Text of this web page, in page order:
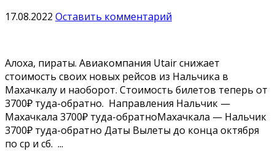
17.08.2022 Оставить комментарий
Алоха, пираты. Авиакомпания Utair снижает
стоимость своих новых рейсов из Нальчика в
Махачкалу и наоборот. Стоимость билетов теперь от
3700₽ туда-обратно. Направления Нальчик —
Махачкала 3700₽ туда-обратноМахачкала — Нальчик
3700₽ туда-обратно Даты Вылеты до конца октября
по ср и сб. ...